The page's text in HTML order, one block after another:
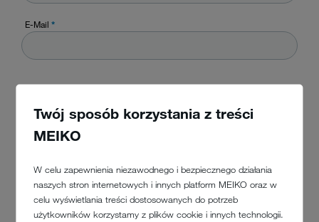
Twój sposób korzystania z treści
MEIKO
W celu zapewnienia niezawodnego i bezpiecznego działania
naszych stron internetowych i innych platform MEIKO oraz w
celu wyświetlania treści dostosowanych do potrzeb
użytkowników korzystamy z plików cookie i innych technologii.
E-Mail *